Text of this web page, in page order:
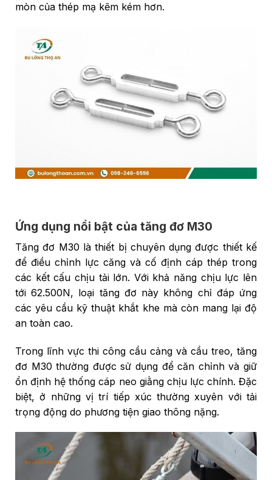
mòn của thép mạ kẽm kém hơn.
Ứng dụng nổi bật của tăng đơ M30
Tăng đơ M30 là thiết bị chuyên dụng được thiết kế
để điều chỉnh lực căng và cố định cáp thép trong
các kết cấu chịu tải lớn. Với khả năng chịu lực lên
tới 62.500N, loại tăng đơ này không chỉ đáp ứng
các yêu cầu kỹ thuật khắt khe mà còn mang lại độ
an toàn cao.
Trong lĩnh vực thi công cầu cảng và cầu treo, tăng
đơ M30 thường được sử dụng để căn chỉnh và giữ
ổn định hệ thống cáp neo giằng chịu lực chính. Đặc
biệt, ở những vị trí tiếp xúc thường xuyên với tải
trọng động do phương tiện giao thông nặng.